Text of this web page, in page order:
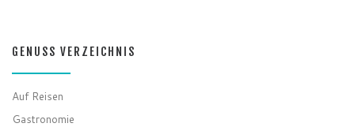
GENUSS VERZEICHNIS
Auf Reisen
Gastronomie